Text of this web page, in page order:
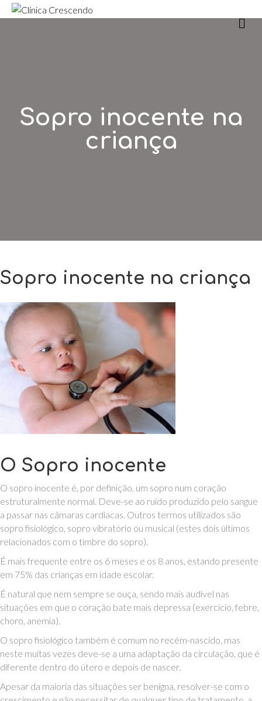
Sopro inocente na
criança
Sopro inocente na criança
O Sopro inocente
O sopro inocente é, por definição, um sopro num coração
estruturalmente normal. Deve-se ao ruído produzido pelo sangue
a passar nas câmaras cardíacas. Outros termos utilizados são
sopro fisiológico, sopro vibratório ou musical (estes dois últimos
relacionados com o timbre do sopro).
É mais frequente entre os 6 meses e os 8 anos, estando presente
em 75% das crianças em idade escolar.
É natural que nem sempre se ouça, sendo mais audível nas
situações em que o coração bate mais depressa (exercício, febre,
choro, anemia).
O sopro fisiológico também é comum no recém-nascido, mas
neste muitas vezes deve-se a uma adaptação da circulação, que é
diferente dentro do útero e depois de nascer.
Apesar da maioria das situações ser benigna, resolver-se com o